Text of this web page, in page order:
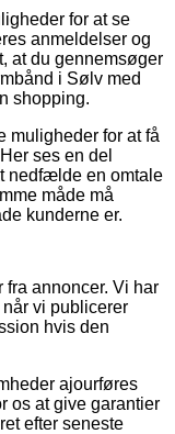
for at se
anmeldelser og
at du gennemsøger
i Sølv med
shopping.
muligheder for at få
ses en del
nedfælde en omtale
måde må
kunderne er.
annoncer. Vi har
vi publicerer
hvis den
ajourføres
os at give garantier
efter seneste